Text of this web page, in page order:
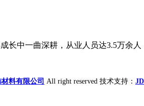
长中一曲深耕，从业人员达3.5万余
料有限公司 All right reserved 技术支持：